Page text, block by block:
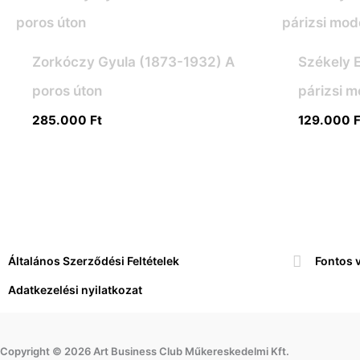
Zorkóczy Gyula (1873-1932) A
poros úton
285.000 Ft
Székely
párizsi
129.000
Általános Szerződési Feltételek
Adatkezelési nyilatkozat
Fontos
Copyright © 2026 Art Business Club Műkereskedelmi Kft.